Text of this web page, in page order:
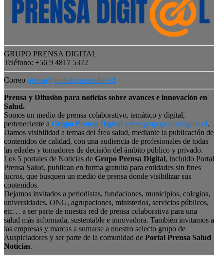
GRUPO PRENSA DIGITAL
Teléfono: +56 9 4817 5372
Correo prensa@portalprensasalud.cl
Prensa y Difusión para noticias sobre avances e innovación en
Salud.
Somos un medio de prensa colaborativo, temático y digital,
perteneciente a Grupo Prensa Digital www.grupoprensadigital.cl.
Damos visibilidad a temas del área salud, mediante la publicación de
contenidos de calidad, con una audiencia de profesionales de todas
las edades y tomadores de decisión del ámbito público y privado.
Los 5 portales de Noticias de Grupo Prensa Digital, incluido Portal
Prensa Salud, publican en forma gratuita para entidades sin fines
lucros, que busquen un medio de prensa donde visibilizar sus
contenidos.
Dejamos invitados a periodistas, fundaciones, municipios, colegios,
universidades, ONG, agrupaciones, ministerios, servicios públicos,
etc… a ser parte de nuestra red de prensa colaborativa para una
salud más informada, sustentable e innovadora. También invitamos a
las empresas y marcas a sumarse a nuestro selecto grupo de
Auspiciadores y ser parte de la comunidad de Portal Prensa Salud
Noticias.